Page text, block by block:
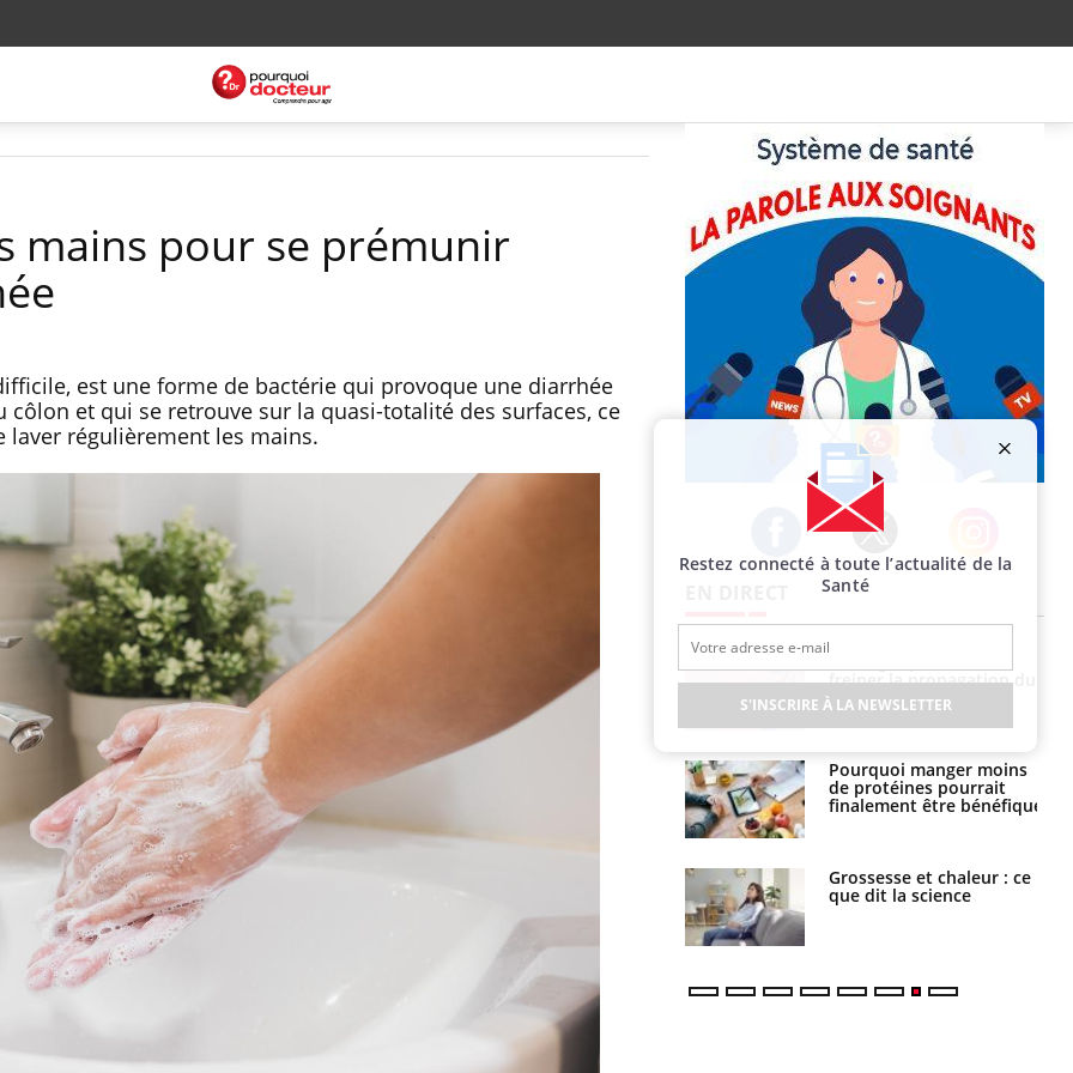
mains pour se prémunir
est une forme de bactérie qui provoque une diarrhée
et qui se retrouve sur la quasi-totalité des surfaces, ce
laver régulièrement les mains.
Facebook Twitter Instagram
Les médicaments GLP-1
protègent-ils aussi les os
?
Cytomégalovirus : ce qui
change dans la prise en
charge des femmes
enceintes
La sieste empêche-t-elle
de dormir la nuit ?
VIH : la fin du comprimé
tous les jours se profile-t-
elle enfin ?
noyade grimpe-t-il ?
freiner la propagation du
cancer ?
Pourquoi manger moins
de protéines pourrait
finalement être bénéfique
Grossesse et chaleur : ce
que dit la science
Restez connecté à toute l’actualité de la
Santé
S'INSCRIRE À LA NEWSLETTER